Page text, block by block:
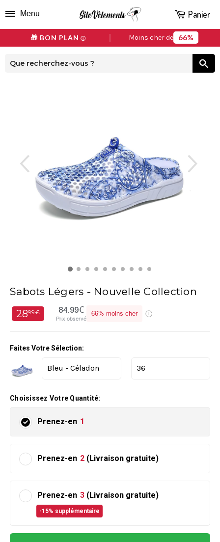
🎁 BON PLAN ⓘ Moins cher de 66%
Menu Panier
Sabots Légers - Nouvelle Collection
2899€ 84.99€
Prix observé
66% moins cher
Faites Votre Sélection:
Choisissez Votre Quantité:
Prenez-en 1
Prenez-en 2 (Livraison gratuite)
Prenez-en 3 (Livraison gratuite)
-15% supplémentaire